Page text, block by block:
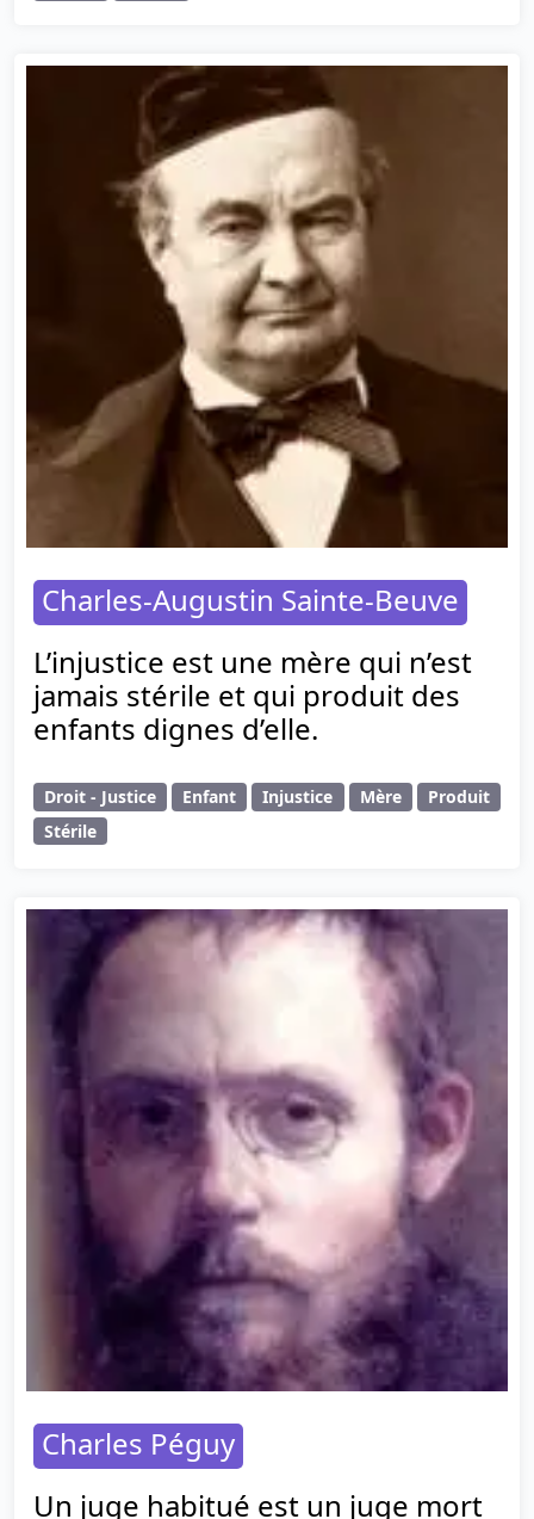
Charles-Augustin Sainte-Beuve
L’injustice est une mère qui n’est
jamais stérile et qui produit des
enfants dignes d’elle.
Droit - Justice Enfant Injustice Mère
Produit
Stérile
Charles Péguy
Un juge habitué est un juge mort